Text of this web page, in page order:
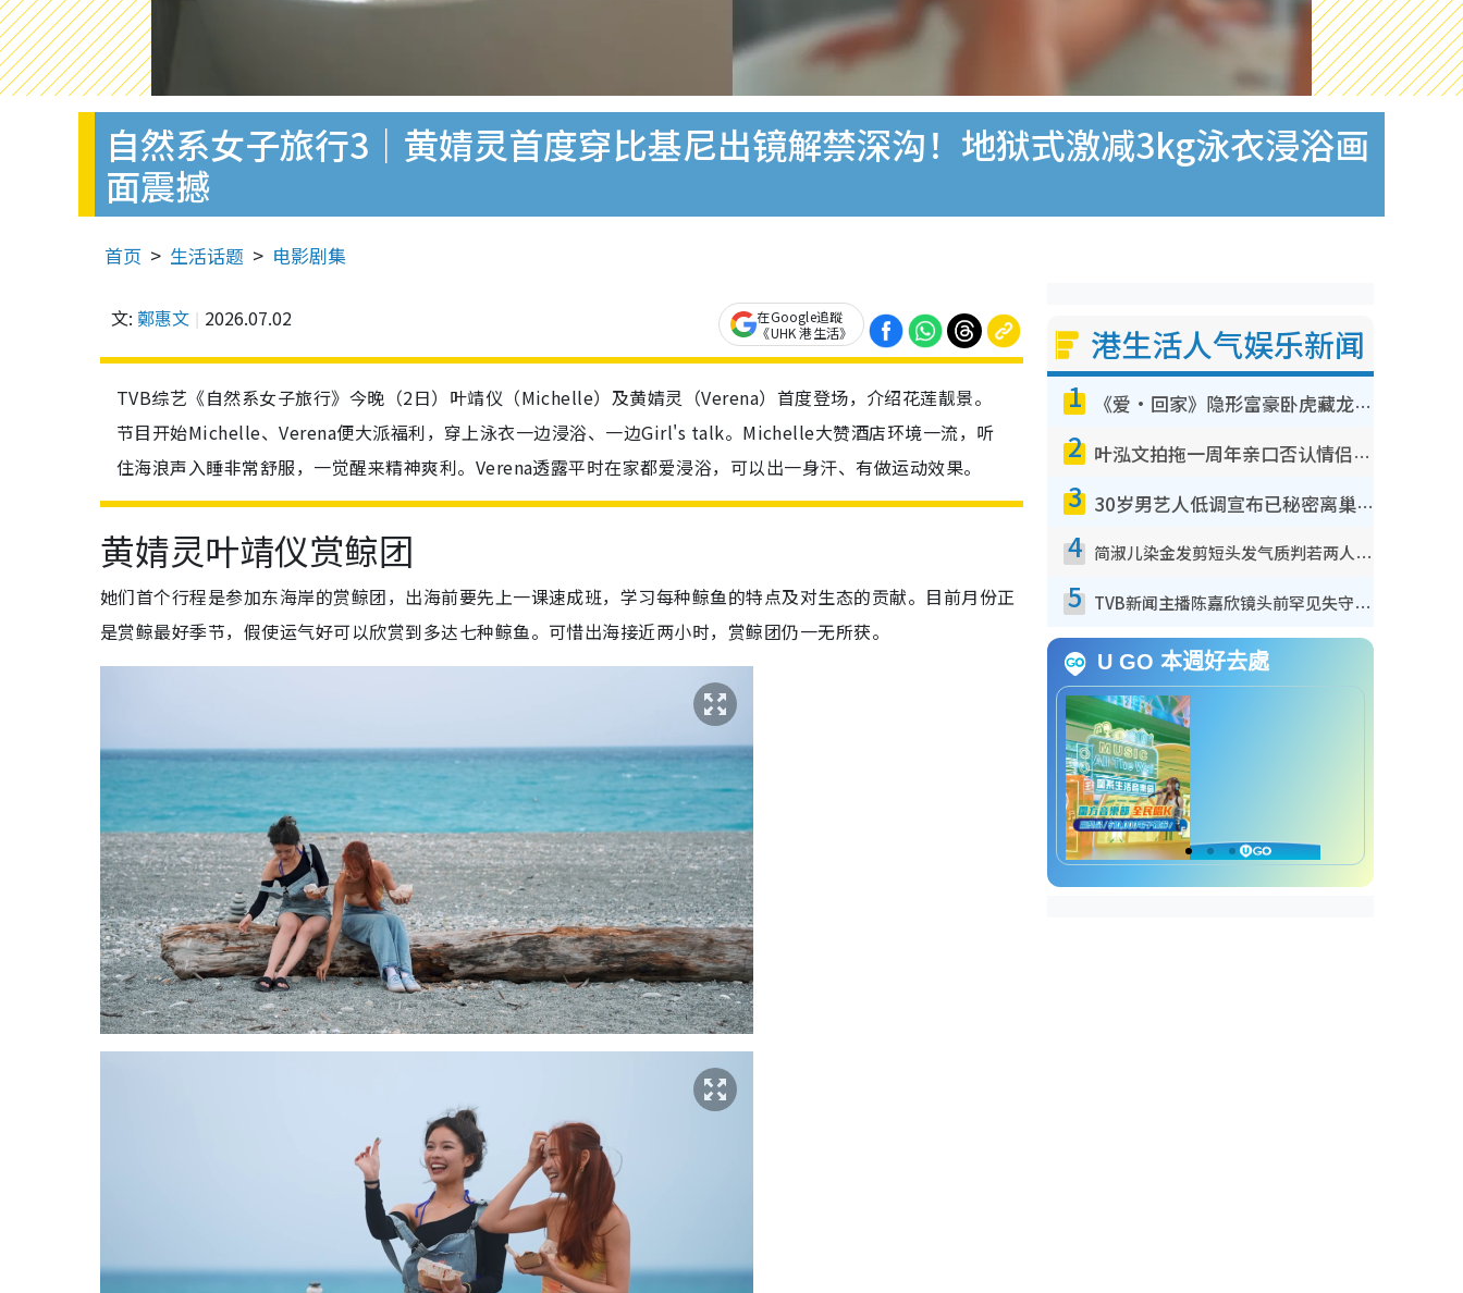
自然系女子旅行3｜黄婧灵首度穿比基尼出镜解禁深沟！地狱式激减3kg泳衣浸浴画
面震撼
首页 生活话题 电影剧集
文: 鄭惠文 2026.07.02
在Google追蹤
《UHK 港生活》
TVB综艺《自然系女子旅行》今晚（2日）叶靖仪（Michelle）及黄婧灵（Verena）首度登场，介绍花莲靓景。
节目开始Michelle、Verena便大派福利，穿上泳衣一边浸浴、一边Girl's talk。Michelle大赞酒店环境一流，听
住海浪声入睡非常舒服，一觉醒来精神爽利。Verena透露平时在家都爱浸浴，可以出一身汗、有做运动效果。
黄婧灵叶靖仪赏鲸团
她们首个行程是参加东海岸的赏鲸团，出海前要先上一课速成班，学习每种鲸鱼的特点及对生态的贡献。目前月份正
是赏鲸最好季节，假使运气好可以欣赏到多达七种鲸鱼。可惜出海接近两小时，赏鲸团仍一无所获。
港生活人气娱乐新闻
1 《爱·回家》隐形富豪卧虎藏龙！盘点12位财气逼人的有钱艺人：这位美女3亿身家不愁做
2 叶泓文拍拖一周年亲口否认情侣关系？！被质疑感情造假竟称GM“普通同事”
3 30岁男艺人低调宣布已秘密离巢！人气急跌变失踪人口：“这几年过得并不容易”
4 简淑儿染金发剪短头发气质判若两人！吓坏老公麦大力都认不出：“你做什么？”
5 TVB新闻主播陈嘉欣镜头前罕见失守！遭林超英一句话突袭吓坏当场大笑
U GO 本週好去處